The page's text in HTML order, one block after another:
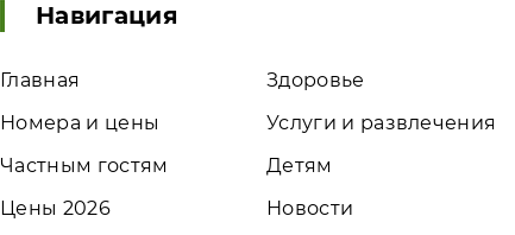
Навигация
Главная
Номера и цены
Частным гостям
Цены 2026
Здоровье
Услуги и развлечения
Детям
Новости